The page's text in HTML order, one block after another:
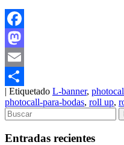
Facebook
Mastodon
Email
Compartir
| Etiquetado L-banner,
photocall-para-bodas, roll up,
Entradas recientes